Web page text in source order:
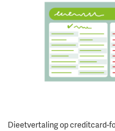
Dieetvertaling op creditcard-